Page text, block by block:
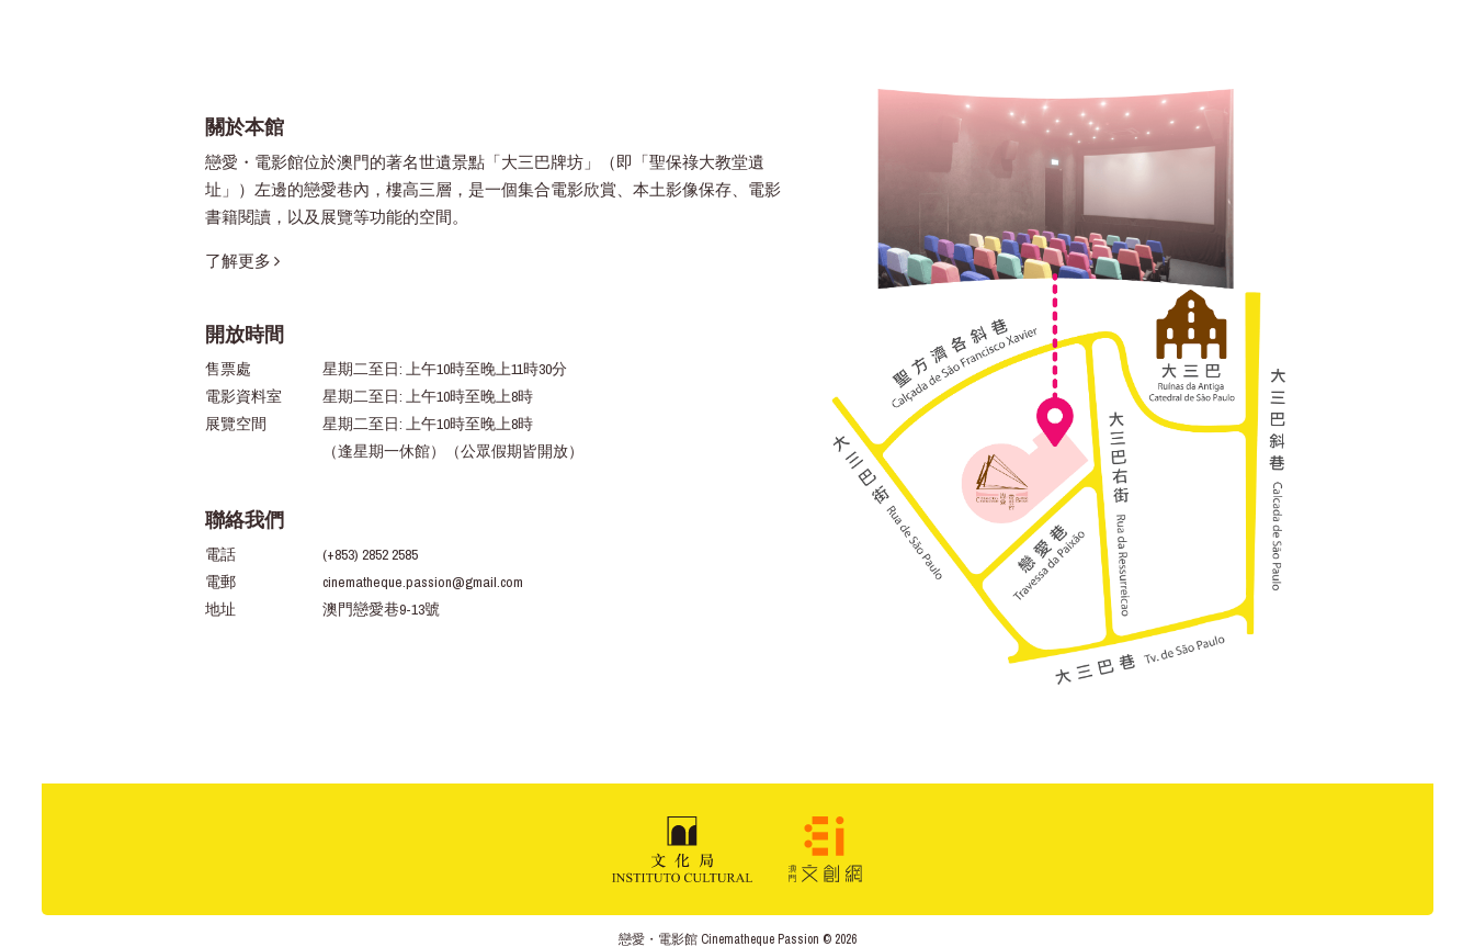
關於本館
戀愛・電影館位於澳門的著名世遺景點「大三巴牌坊」（即「聖保祿大教堂遺
址」）左邊的戀愛巷內，樓高三層，是一個集合電影欣賞、本土影像保存、電影
書籍閱讀，以及展覽等功能的空間。
了解更多
開放時間
售票處
星期二至日: 上午10時至晚上11時30分
電影資料室
星期二至日: 上午10時至晚上8時
展覽空間
星期二至日: 上午10時至晚上8時
（逢星期一休館）（公眾假期皆開放）
聯絡我們
電話
(+853) 2852 2585
電郵
cinematheque.passion@gmail.com
地址
澳門戀愛巷9-13號
戀愛・電影館 Cinematheque Passion © 2026